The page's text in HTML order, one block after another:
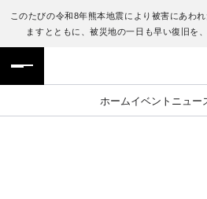
このたびの令和8年熊本地震により被害にあわ
ますとともに、被災地の一日も早い復旧を
ホームイベント ニュー
フロアガイド
施設案内・アクセス
ENGLISH
繁体字